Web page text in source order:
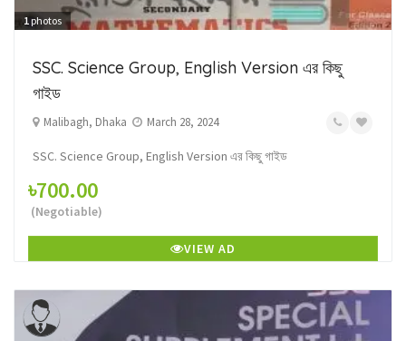
1photos
SSC. Science Group, English Version এর কিছু
গাইড
Malibagh, Dhaka March 28, 2024
SSC. Science Group, English Version এর কিছু গাইড
৳700.00
(Negotiable)
VIEW AD